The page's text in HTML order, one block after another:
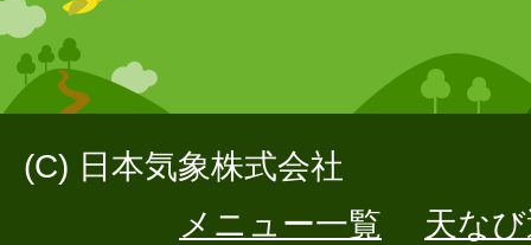
(C) 日本気象株式会社
メニュー一覧
天な